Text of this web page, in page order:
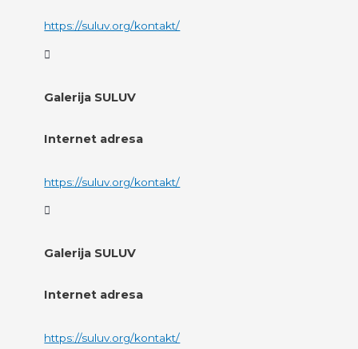
https://suluv.org/kontakt/
Galerija SULUV
Internet adresa
https://suluv.org/kontakt/
Galerija SULUV
Internet adresa
https://suluv.org/kontakt/